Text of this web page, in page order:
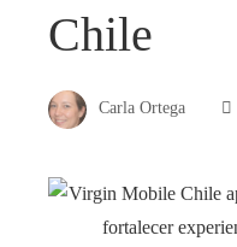
Chile
Carla Ortega